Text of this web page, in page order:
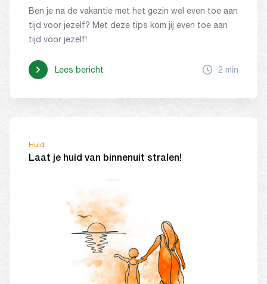
Ben je na de vakantie met het gezin wel even toe aan
tijd voor jezelf? Met deze tips kom jij even toe aan
tijd voor jezelf!
Lees bericht 2 min
Huid
Laat je huid van binnenuit stralen!